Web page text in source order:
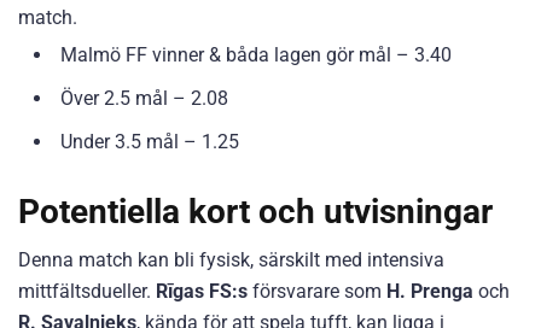
match.
Malmö FF vinner & båda lagen gör mål – 3.40
Över 2.5 mål – 2.08
Under 3.5 mål – 1.25
Potentiella kort och utvisningar
Denna match kan bli fysisk, särskilt med intensiva
mittfältsdueller. Rīgas FS:s försvarare som H. Prenga och
R. Savaļnieks, kända för att spela tufft, kan ligga i